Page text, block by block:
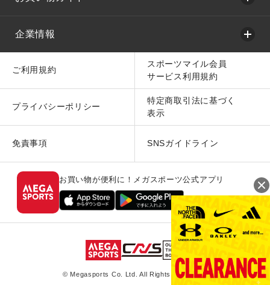
企業情報
ご利用規約
スポーツマイル会員
サービス利用規約
プライバシーポリシー
特定商取引法に基づく
表示
免責事項 SNSガイドライン
お買い物が便利に！メガスポーツ公式アプリ
© Megasports Co. Ltd. All Rights Reserved.